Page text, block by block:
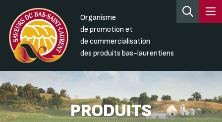
Organisme
de promotion et
de commercialisation
des produits bas-laurentiens
PRODUITS